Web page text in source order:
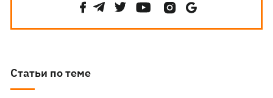
Статьи по теме